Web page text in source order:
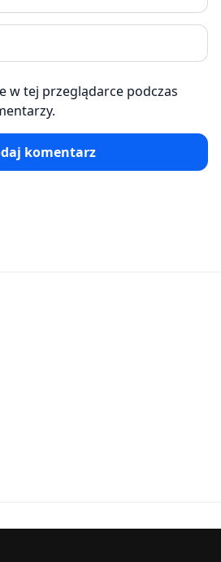
w tej przeglądarce podczas
komentarz